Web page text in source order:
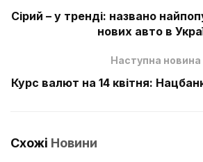
Сірий – у тренді: названо
нових авто в
Наступна новина
Курс валют на 14 квітня:
Схожі Новини